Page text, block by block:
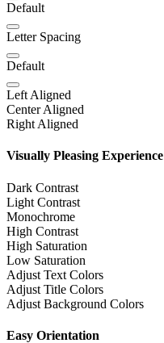
Default
Letter Spacing
Default
Left Aligned
Center Aligned
Right Aligned
Visually Pleasing Experience
Dark Contrast
Light Contrast
Monochrome
High Contrast
High Saturation
Low Saturation
Adjust Text Colors
Adjust Title Colors
Adjust Background Colors
Easy Orientation